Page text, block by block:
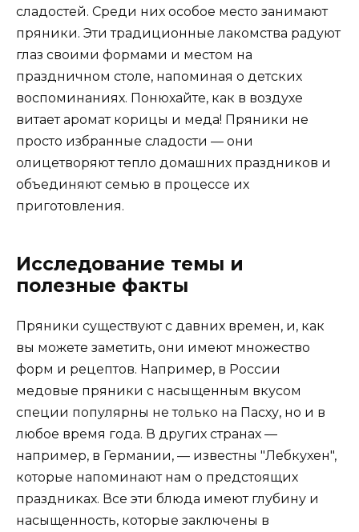
сладостей. Среди них особое место занимают
пряники. Эти традиционные лакомства радуют
глаз своими формами и местом на
праздничном столе, напоминая о детских
воспоминаниях. Понюхайте, как в воздухе
витает аромат корицы и меда! Пряники не
просто избранные сладости — они
олицетворяют тепло домашних праздников и
объединяют семью в процессе их
приготовления.
Исследование темы и
полезные факты
Пряники существуют с давних времен, и, как
вы можете заметить, они имеют множество
форм и рецептов. Например, в России
медовые пряники с насыщенным вкусом
специи популярны не только на Пасху, но и в
любое время года. В других странах —
например, в Германии, — известны "Лебкухен",
которые напоминают нам о предстоящих
праздниках. Все эти блюда имеют глубину и
насыщенность, которые заключены в